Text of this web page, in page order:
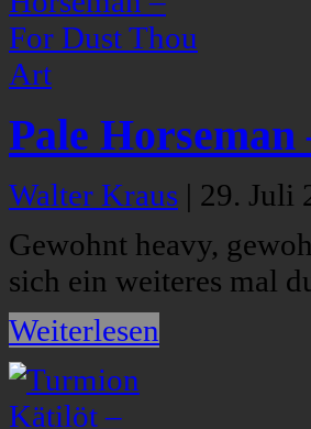
Pale
Walter Kraus | 29. Juli
Gewohnt heavy,
sich ein weiteres mal
Weiterlesen